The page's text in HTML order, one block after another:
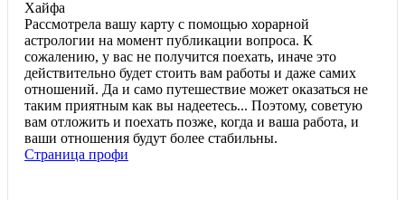
Хайфа
Рассмотрела вашу карту с помощью хорарной
астрологии на момент публикации вопроса. К
сожалению, у вас не получится поехать, иначе это
действительно будет стоить вам работы и даже самих
отношений. Да и само путешествие может оказаться не
таким приятным как вы надеетесь... Поэтому, советую
вам отложить и поехать позже, когда и ваша работа, и
ваши отношения будут более стабильны.
Страница профи